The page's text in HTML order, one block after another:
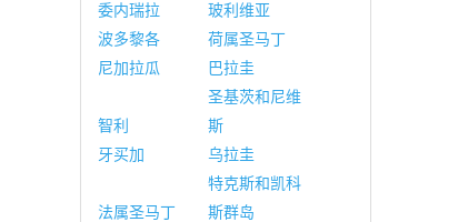
委内瑞拉
玻利维亚
波多黎各
荷属圣马丁
尼加拉瓜
巴拉圭
智利
圣基茨和尼维
斯
牙买加
乌拉圭
法属圣马丁
特克斯和凯科
斯群岛